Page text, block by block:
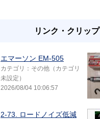
リンク・クリップ
エマーソン EM-505
カテゴリ：その他（カテゴリ
未設定）
2026/08/04 10:06:57
2-73. ロードノイズ低減